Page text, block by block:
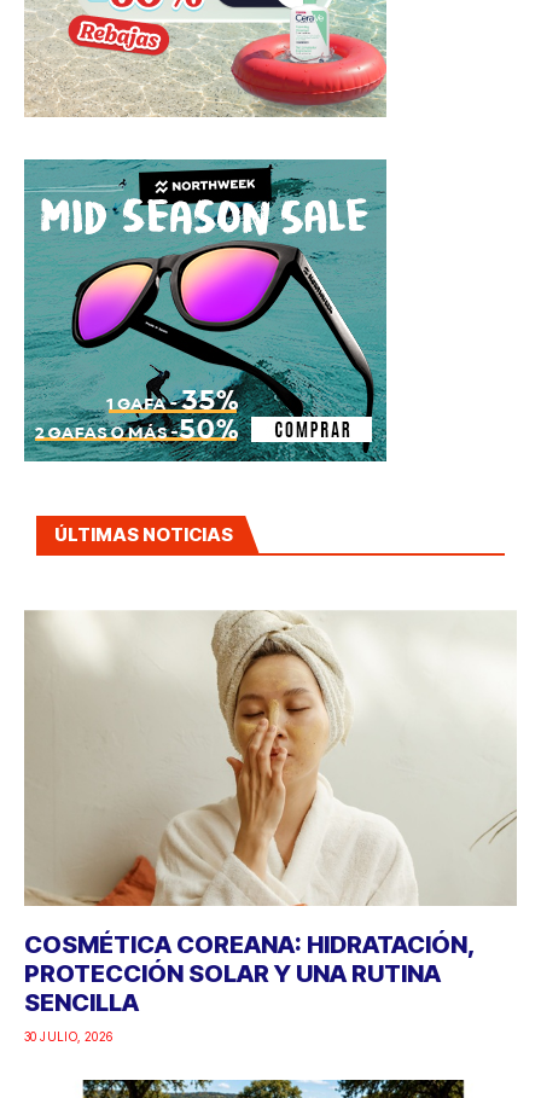
ÚLTIMAS NOTICIAS
COSMÉTICA COREANA: HIDRATACIÓN,
PROTECCIÓN SOLAR Y UNA RUTINA
SENCILLA
30 JULIO, 2026